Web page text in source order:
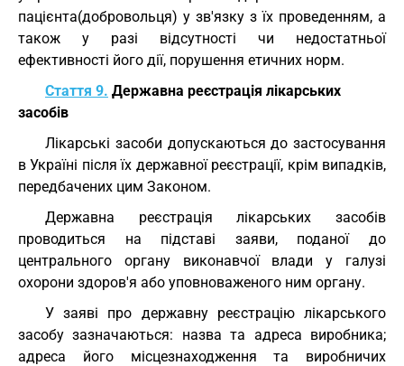
пацієнта(добровольця) у зв'язку з їх проведенням, а
також у разі відсутності чи недостатньої
ефективності його дії, порушення етичних норм.
Стаття 9. Державна реєстрація лікарських
засобів
Лікарські засоби допускаються до застосування
в Україні після їх державної реєстрації, крім випадків,
передбачених цим Законом.
Державна реєстрація лікарських засобів
проводиться на підставі заяви, поданої до
центрального органу виконавчої влади у галузі
охорони здоров'я або уповноваженого ним органу.
У заяві про державну реєстрацію лікарського
засобу зазначаються: назва та адреса виробника;
адреса його місцезнаходження та виробничих